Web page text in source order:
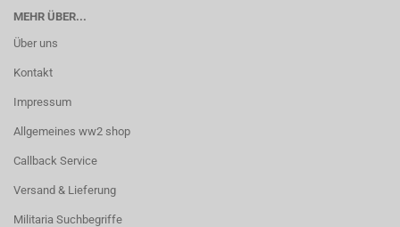
MEHR ÜBER...
Über uns
Kontakt
Impressum
Allgemeines ww2 shop
Callback Service
Versand & Lieferung
Militaria Suchbegriffe